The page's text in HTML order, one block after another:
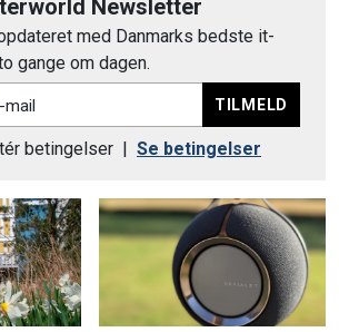
Newsletter
med Danmarks bedste it-
gange om dagen.
mail TILMELD
betingelser | Se betingelser